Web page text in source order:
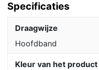
Specificaties
Draagwijze
Hoofdband
Kleur van het product